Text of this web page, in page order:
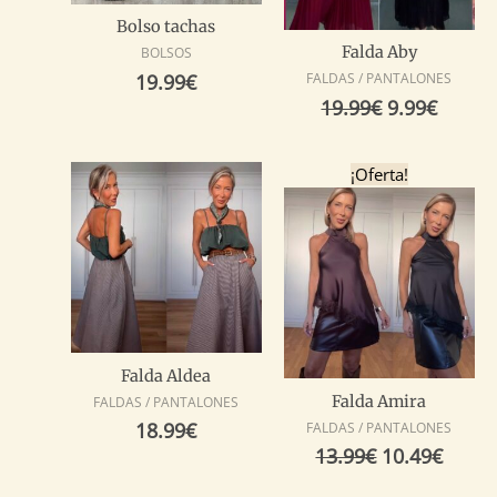
Bolso tachas
BOLSOS
19.99€
Falda Aby
FALDAS / PANTALONES
19.99€ 9.99€
Falda Aldea
FALDAS / PANTALONES
18.99€
¡Oferta!
Falda Amira
FALDAS / PANTALONES
13.99€
El
precio
original
era:
13.99€.
10.49€
es: